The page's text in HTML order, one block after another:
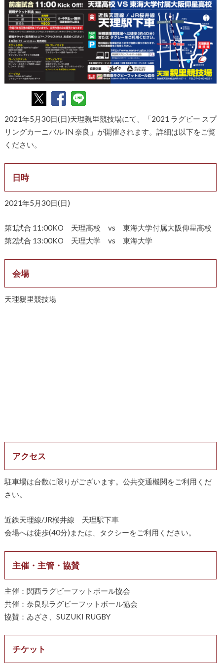
2021年5月30日(日)天理親里競技場にて、「2021 ラグビー スプ
リングカーニバル IN 奈良」が開催されます。詳細は以下をご覧
ください。
日時
2021年5月30日(日)
第1試合 11:00KO 天理高校 vs 東海大学付属大阪仰星高校
第2試合 13:00KO 天理大学 vs 東海大学
会場
天理親里競技場
アクセス
駐車場は台数に限りがございます。公共交通機関をご利用くだ
さい。
近鉄天理線/JR桜井線 天理駅下車
会場へは徒歩(40分)または、タクシーをご利用ください。
主催・主管・協賛
主催：関西ラグビーフットボール協会
共催：奈良県ラグビーフットボール協会
協賛：ゐざさ、SUZUKI RUGBY
チケット